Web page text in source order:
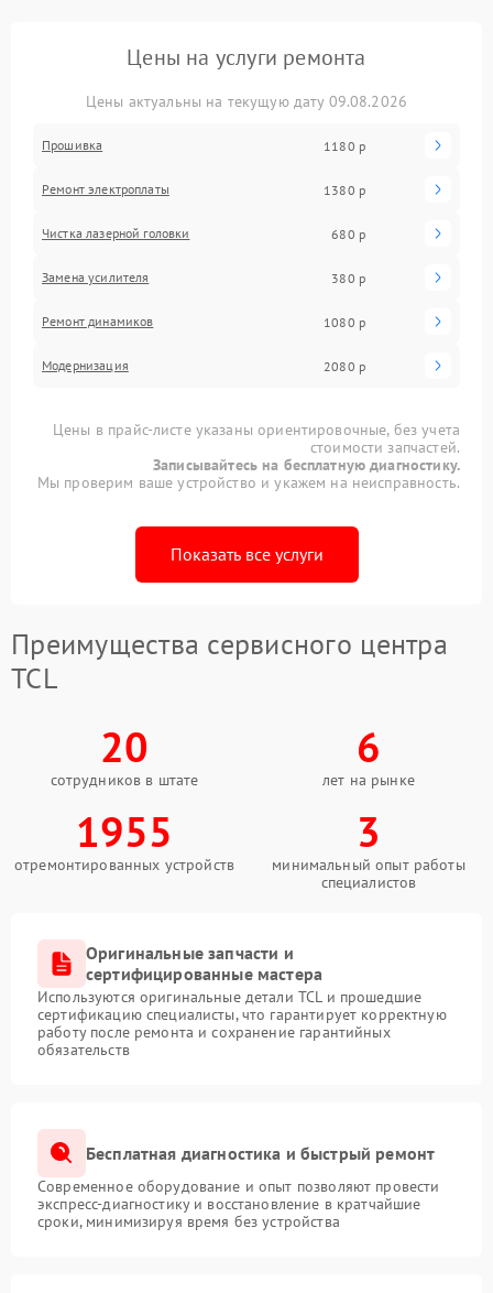
Цены на услуги ремонта
Цены актуальны на текущую дату 09.08.2026
Прошивка 1180 р
Ремонт электроплаты 1380 р
Чистка лазерной головки 680 р
Замена усилителя 380 р
Ремонт динамиков 1080 р
Модернизация 2080 р
Цены в прайс-листе указаны ориентировочные, без учета
стоимости запчастей.
Записывайтесь на бесплатную диагностику.
Мы проверим ваше устройство и укажем на неисправность.
Показать все услуги
Преимущества сервисного центра
TCL
20
сотрудников в штате
6
лет на рынке
1955
отремонтированных устройств
3
минимальный опыт работы
специалистов
Оригинальные запчасти и
сертифицированные мастера
Используются оригинальные детали TCL и прошедшие
сертификацию специалисты, что гарантирует корректную
работу после ремонта и сохранение гарантийных
обязательств
Бесплатная диагностика и быстрый ремонт
Современное оборудование и опыт позволяют провести
экспресс-диагностику и восстановление в кратчайшие
сроки, минимизируя время без устройства